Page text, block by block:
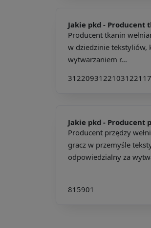
Jakie pkd - Producent
Producent tkanin
w dziedzinie tekstyliów,
wytwarzaniem r...
312209312210312211
Jakie pkd - Producent
Producent przędzy
gracz w przemyśle
odpowiedzialny za
815901